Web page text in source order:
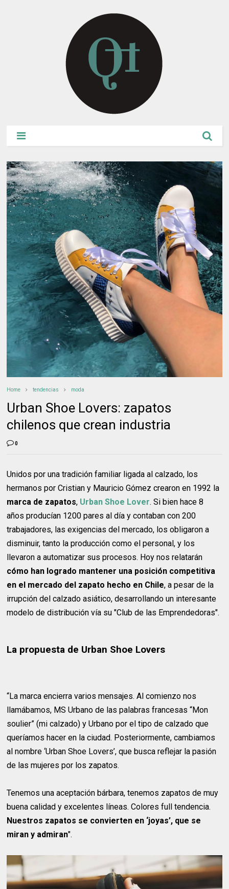
Home tendencias moda
Urban Shoe Lovers: zapatos
chilenos que crean industria
0
Unidos por una tradición familiar ligada al calzado, los
hermanos por Cristian y Mauricio Gómez crearon en 1992 la
marca de zapatos, Urban Shoe Lover. Si bien hace 8
años producían 1200 pares al día y contaban con 200
trabajadores, las exigencias del mercado, los obligaron a
disminuir, tanto la producción como el personal, y los
llevaron a automatizar sus procesos. Hoy nos relatarán
cómo han logrado mantener una posición competitiva
en el mercado del zapato hecho en Chile, a pesar de la
irrupción del calzado asiático, desarrollando un interesante
modelo de distribución vía su "Club de las Emprendedoras".
La propuesta de Urban Shoe Lovers
“La marca encierra varios mensajes. Al comienzo nos
llamábamos, MS Urbano de las palabras francesas “Mon
soulier” (mi calzado) y Urbano por el tipo de calzado que
queríamos hacer en la ciudad. Posteriormente, cambiamos
al nombre ‘Urban Shoe Lovers’, que busca reflejar la pasión
de las mujeres por los zapatos.
Tenemos una aceptación bárbara, tenemos zapatos de muy
buena calidad y excelentes líneas. Colores full tendencia.
Nuestros zapatos se convierten en ‘joyas’, que se
miran y admiran".